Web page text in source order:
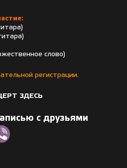
слово)
регистрации.
ЗДЕСЬ
с друзьями